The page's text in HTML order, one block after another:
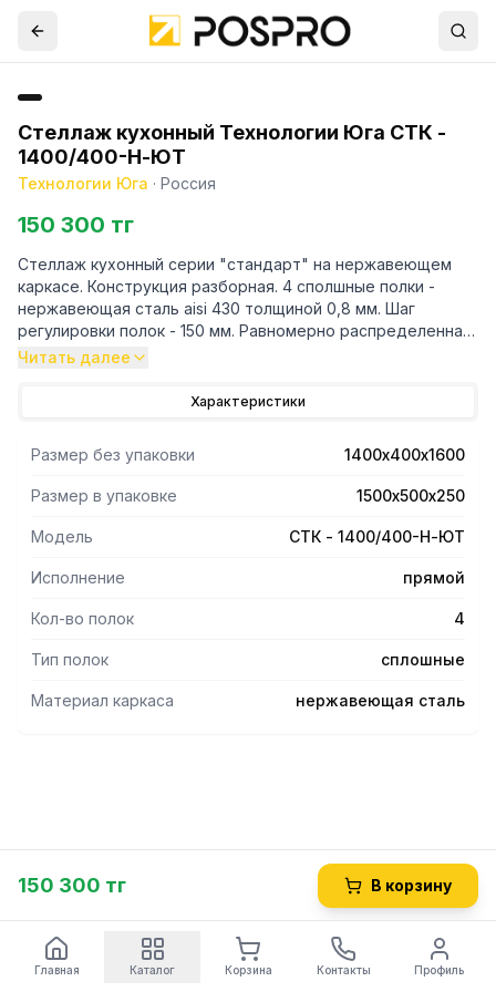
Стеллаж кухонный Технологии Юга СТК -
1400/400-Н-ЮТ
Технологии Юга · Россия
150 300 тг
Стеллаж кухонный серии "стандарт" на нержавеющем
каркасе. Конструкция разборная. 4 сполшные полки -
нержавеющая сталь aisi 430 толщиной 0,8 мм. Шаг
регулировки полок - 150 мм. Равномерно распределенная
нагрузка на полку до 80 кг. Суммарная нагрузка на сте
Читать далее
Характеристики
Размер без упаковки 1400х400х1600
Размер в упаковке 1500х500х250
Модель СТК - 1400/400-Н-ЮТ
Исполнение прямой
Кол-во полок 4
Тип полок сплошные
Материал каркаса нержавеющая сталь
150 300 тг В корзину
Главная Каталог Корзина Контакты Профиль